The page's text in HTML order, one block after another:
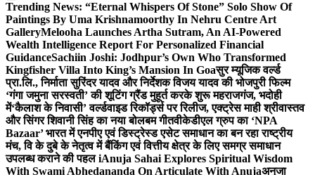
Trending News: “Eternal Whispers Of Stone” Solo Show Of
Paintings By Uma Krishnamoorthy In Nehru Centre Art
GalleryMelooha Launches Artha Sutram, An AI-Powered
Wealth Intelligence Report For Personalized Financial
GuidanceSachiin Joshi: Jodhpur’s Own Who Transformed
Kingfisher Villa Into King’s Mansion In Goaसुर म्यूजिक वर्ल्ड
प्रा.लि., निर्माता सुरिंदर यादव और निर्देशक विजय यादव की भोजपुरी फिल्म
‘गंगा जमुना सरस्वती’ की शूटिंग ग्रैंड मुहूर्त करके शुरू महराजगंज, भदोही
में‘कैलाश के निवासी’ वर्ल्डवाइड रिकॉर्ड्स पर रिलीज, एक्ट्रेस माही श्रीवास्तव
और सिंगर शिवानी सिंह का नया बोलबम गीतवीकेडीएल ग्रुप का ‘NPA
Bazaar’ भारत में एनपीए एवं डिस्ट्रेस्ड एसेट समाधान का बन रहा राष्ट्रीय
मंच, वि के दुबे के नेतृत्व में बैंकिंग एवं वित्तीय क्षेत्र के लिए समग्र समाधान
उपलब्ध कराने की पहल iAnuja Sahai Explores Spiritual Wisdom
With Swami Abhedananda On Articulate With Anujaअनुजा